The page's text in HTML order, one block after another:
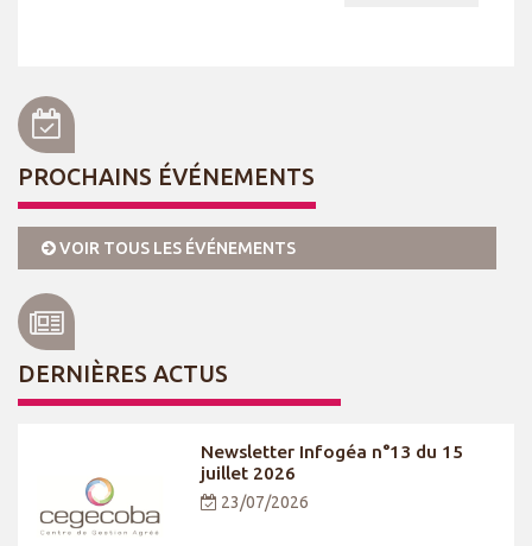
PROCHAINS ÉVÉNEMENTS
VOIR TOUS LES ÉVÉNEMENTS
DERNIÈRES ACTUS
Newsletter Infogéa n°13 du 15
juillet 2026
23/07/2026